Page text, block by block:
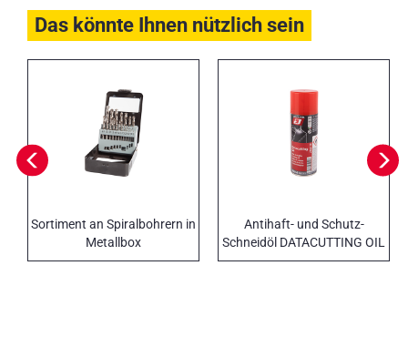
Das könnte Ihnen nützlich sein
Sortiment an Spiralbohrern in
Metallbox
Antihaft- und Schutz-
Schneidöl DATACUTTING OIL